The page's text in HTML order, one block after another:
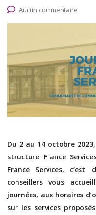
Aucun commentaire
Du 2 au 14 octobre
structure France
France Services,
conseillers vous
journées, aux horaires
sur les services